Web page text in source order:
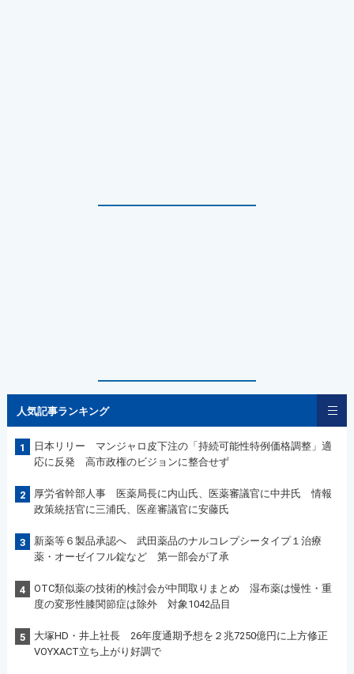
人気記事ランキング
1
日本リリー マンジャロ皮下注の「持続可能性特例価格調整」適
応に反発 高市政権のビジョンに整合せず
2
厚労省幹部人事 医薬局長に内山氏、医薬審議官に中井氏 情報
政策統括官に三浦氏、医産審議官に安藤氏
3
新薬等６製品承認へ 武田薬品のナルコレプシータイプ１治療
薬・オーゼイフル錠など 第一部会が了承
4
OTC類似薬の技術的検討会が中間取りまとめ 湿布薬は慢性・重
度の変形性膝関節症は除外 対象1042品目
5
大塚HD・井上社長 26年度通期予想を２兆7250億円に上方修正
VOYXACT立ち上がり好調で